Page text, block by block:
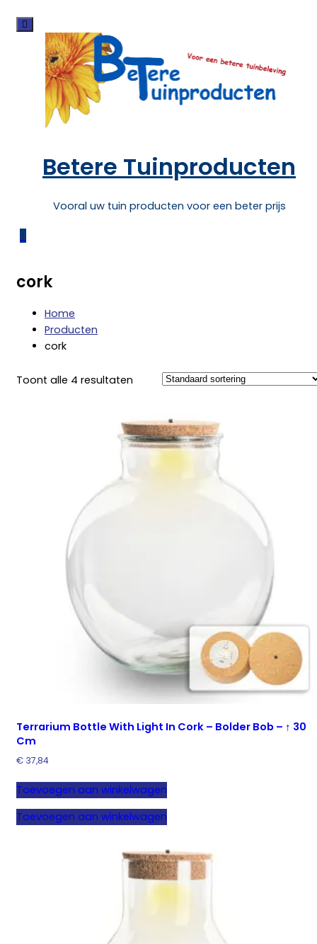
content
Betere Tuinproducten
Vooral uw tuin producten voor een beter prijs
0
cork
Home
Producten
cork
Toont alle 4 resultaten
Terrarium Bottle With Light In Cork – Bolder Bob – ↑ 30
Cm
€ 37,84
Toevoegen aan winkelwagen
Toevoegen aan winkelwagen